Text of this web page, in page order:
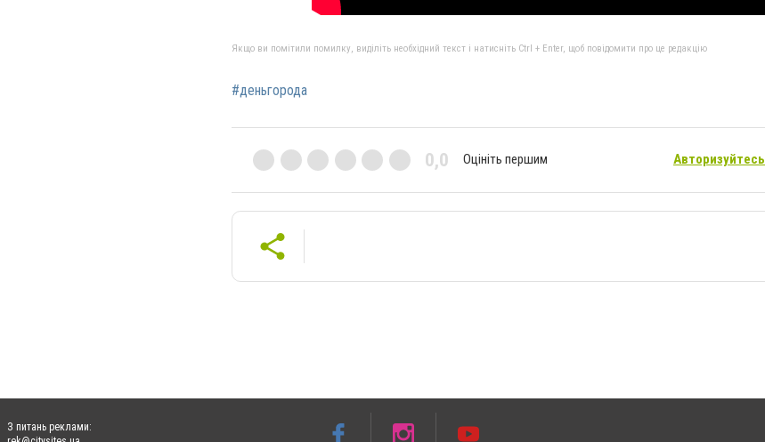
Якщо ви помітили помилку, виділіть необхідний текст і натисніть Ctrl + Enter, щоб повідомити про це редакцію
#деньгорода
0,0 Оцініть першим Авторизуйтесь
З питань реклами: